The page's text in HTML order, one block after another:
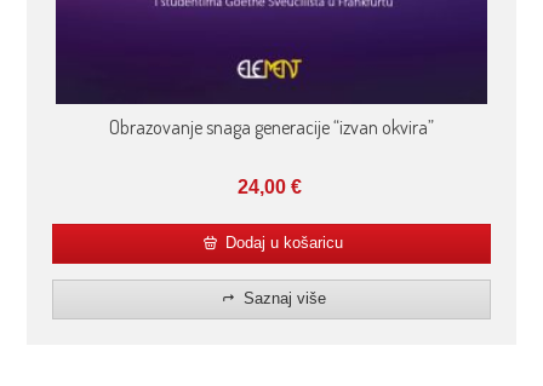
Obrazovanje snaga generacije “izvan okvira”
24,00 €
Dodaj u košaricu
Saznaj više